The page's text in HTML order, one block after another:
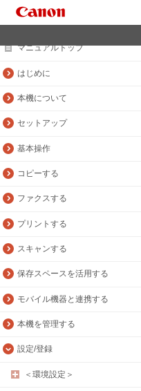
ポータルトップ
マニュアルトップ
はじめに
本機について
セットアップ
基本操作
コピーする
ファクスする
プリントする
スキャンする
保存スペースを活用する
モバイル機器と連携する
本機を管理する
設定/登録
＜環境設定＞